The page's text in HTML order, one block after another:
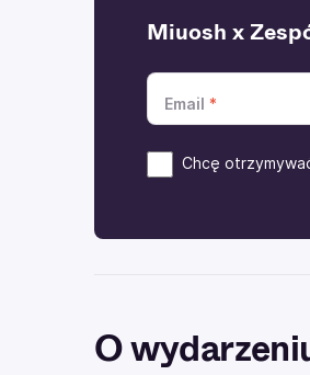
Miuosh x
Email
Chcę
O